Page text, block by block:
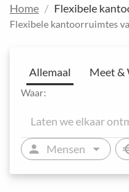
Home Flexibele
Flexibele kantoorruimtes
Allemaal Meet &
Waar:
person Mensen arrow_drop_down